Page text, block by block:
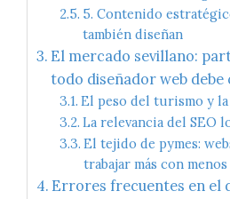
5. Contenido
también diseñan
El mercado sevillano:
todo diseñador web debe
El peso del turismo y
La relevancia del SEO
El tejido de pymes:
trabajar más con menos
Errores frecuentes en el